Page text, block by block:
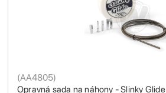
Opravná sada na náhony - Slinky Glide
(AA4805)